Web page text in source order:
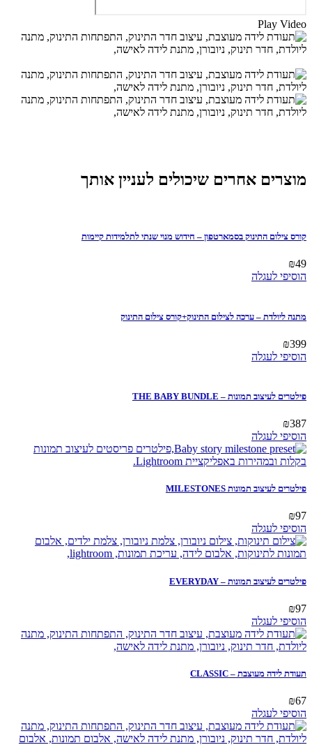
Play Video
מוצרים אחרים שיכולים לעניין אותך
קורס צילום התינוק בסמארטפון – חידוש מנוי שנתי לתלמידות קיימות
₪49
הוסיפי לעגלה
מתנה ליולדת – ערכה לצילום התינוק+קורס צילום התינוק
₪399
הוסיפי לעגלה
פילטרים לעיצוב תמונות – THE BABY BUNDLE
₪387
הוסיפי לעגלה
פילטרים לעיצוב תמונות MILESTONES
₪97
הוסיפי לעגלה
פילטרים לעיצוב תמונות – EVERYDAY
₪97
הוסיפי לעגלה
תעודת לידה מעוצבת – CLASSIC
₪67
הוסיפי לעגלה